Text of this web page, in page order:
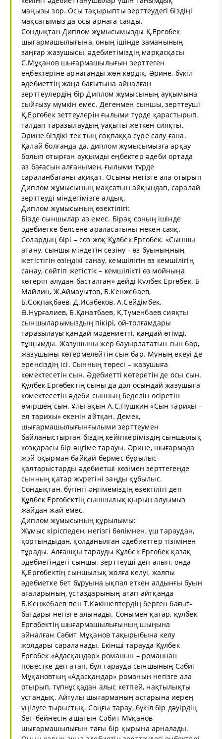
маңызы зор. Осы тақырыпты зерттеудегі біздіңі
мақсатымыз да осы арнаға саяды.
Сондықтан Диплом жұмысымызды Қ.Ергөбек
шығармашылығына, оның ішінде заманының
заңғар жазушысы, әдебиетіміздің марқасқасы
С.Мұқанов шығармашылығын зерттеген
еңбектеріне арнағанды жөн көрдік. Әрине, бүкіл
әдебиеттің жаңа бағытына айналған
зерттеулердің бір Диплом жұмысының ауқымына
сыйғызу мүмкін емес. Дегенмен сыншы, зерттеуші
Қ.Ергөбек зеттеулерін ғылыми түрде қарастырып,
талдап таразылаудың уақыты жеткен сияқты.
Әрине біздікі тек тың соқпаққа сүре салу ғана.
Қалай болғанда да, диплом жұмысымызға арқау
болып отырған ауқымды еңбектер әдеби ортада
өз бағасын алғанымен, ғылыми түрде
сараланбағаны ақиқат. Осыны негізге ала отырып
Диплом жұмысының мақсатын айқындап, саралай
зерттеуді міндетімізге алдық.
Диплом жұмысының өзектілігі:
Бізде сыншылар аз емес. Бірақ соның ішінде
әдебиетке белсене араласатыны некен саяқ.
Солардың бірі – сөз жоқ Құлбек Ергөбек. «Сыншы
атану, сыншы міндетін сезіну - өз буыныңның
жетістігін өзіңдікі санау, кемшілігін өз кемшілігің
санау, сөйтіп жетістік – кемшілікті өз мойныңа
көтеріп алудан басталған» дейді Құлбек Ергөбек. Б
Майлин, Ж.Аймауытов, Б.Кенжебаев,
Б.Соқпақбаев, Д.Исабеков, А.Сейдімбек,
Ө.Нұрғалиев, Б.Қанатбаев, Қ.Түменбаев сияқты
сыншыларымыздың пікірі, ой-толғамдары
таразылауы қандай мәдениетті, қандай өтімді,
тұщымды. Жазушыны жер бауырлататын сын бар,
жазушыны көтермелейтін сын бар. Мұның екеуі де
еренсіздің ісі. Сынның төресі – жазушыға
көмектесетін сын. Әдебиетті көтеретін де осы сын.
Құлбек Ергөбектің сыны да дәл осындай жазушыға
көмектесетін әдеби сынның беделін өсіретін
өміршең сын. Ұлы ақын А.С.Пушкин «Сын тарихы –
ел тарихы» екенін айтқан. Демек,
шығармашылығынғылыми зерттеумен
байланыстырған біздің кейіпкеріміздің сыншылық
көзқарасы бір әңгіме тарауы. Әрине, шығармада
жәй оқырман байқай бермес бұрылыс-
қалтарыстарды әдебиетші көзімен зерттегенде
сынның қатар жүретіні заңды құбылыс.
Сондықтан, бүгінгі әңгімеміздің өзектілігі деп
Құлбек Ергөбектің сыншылық қырын алуымыз
жайдан жай емес.
Диплом жұмысының құрылымы:
Жұмыс кіріспеден, негізгі бөлімнен, үш тараудан,
қортындыдан, қолданылған әдебиеттер тізімінен
тұрады. Алғашқы тарауды Құлбек Ергөбек қазақ
әдебиетіндегі сыншы, зерттеуші деп алып, онда
Қ.Ергөбектің сыншылық жолға келуі, жалпы
әдебиетке бет бұруына ықпал еткен алдынғы буын
ағаларының, ұстаздарының атап айтқанда
Б.Кенжебаев пен Т.Кәкішевтердің берген бағыт-
бағдары негізге алынады. Сонымен қатар, құлбек
Ергөбектің шығармашылығының шыңына
айналған Сәбит Мұқанов тақырыбына келу
жолдары сараланады. Екінші тарауда Құлбек
Ергөбек «Адасқандар» романын – романнан
повестке деп атап, бұл тарауда сыншының Сәбит
Мұқановтың «Адасқандар» романын негізге ала
отырып, түпнұсқадан алыс кетпей, нақтылықты
ұстандық. Айтулы шығарманың астарына иерең
үңілуге тырыстық. Соңғы тарау, бүкіл бір дәуірдің
бет-бейнесін ашатын Сәбит Мұқанов
шығармашылығын тағы бір қырына арналады.